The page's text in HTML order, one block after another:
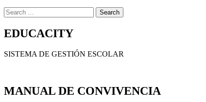
Search
for:
EDUCACITY
SISTEMA DE GESTIÓN ESCOLAR
MANUAL DE CONVIVENCIA